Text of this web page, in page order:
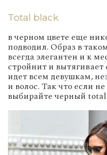
Total black
в черном цвете еще
подводил. Образ в
всегда элегантен и к
стройнит и вытягивает
идет всем девушкам,
и волос. Так что если
выбирайте черный